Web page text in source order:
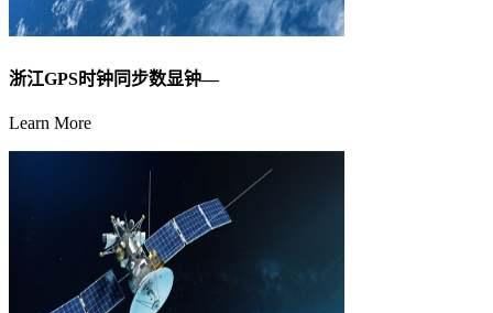
浙江GPS时钟同步数显钟—
Learn More